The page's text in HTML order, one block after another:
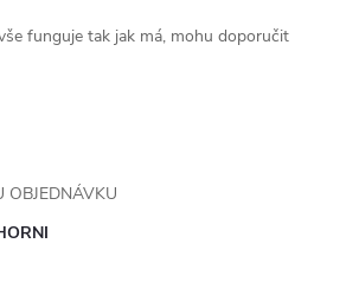
funguje tak jak má, mohu doporučit
OBJEDNÁVKU